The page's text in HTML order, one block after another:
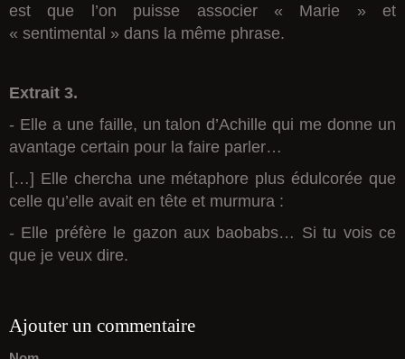
est que l’on puisse associer « Marie » et
« sentimental » dans la même phrase.
Extrait 3.
- Elle a une faille, un talon d’Achille qui me donne un
avantage certain pour la faire parler…
[…] Elle chercha une métaphore plus édulcorée que
celle qu’elle avait en tête et murmura :
- Elle préfère le gazon aux baobabs… Si tu vois ce
que je veux dire.
Ajouter un commentaire